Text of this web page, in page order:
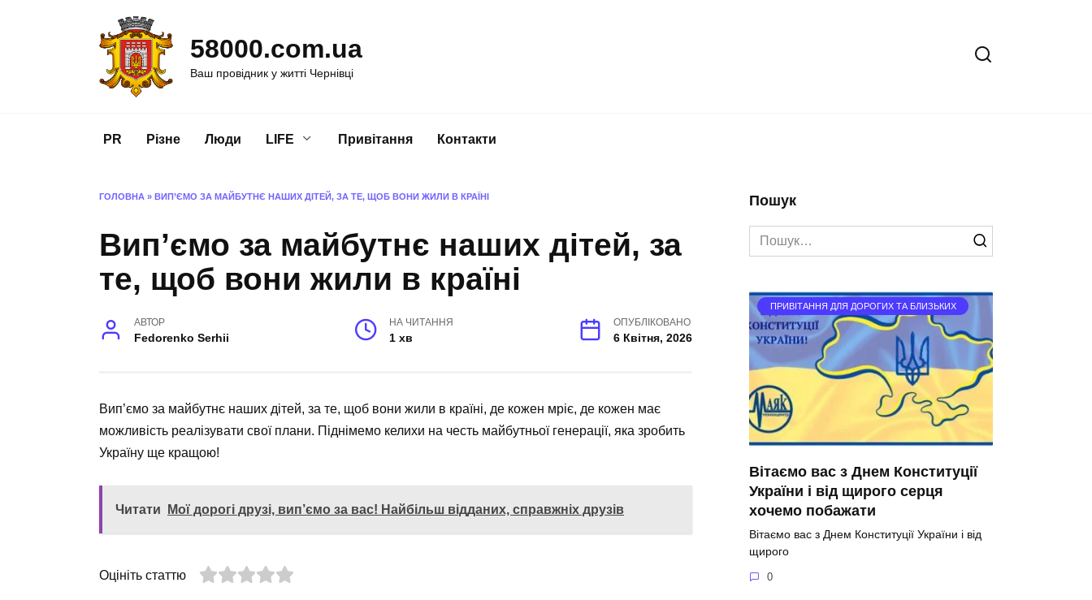
58000.com.ua
Ваш провідник у житті Чернівці
PR Різне Люди LIFE Привітання Контакти
ГОЛОВНА » ВИП’ЄМО ЗА МАЙБУТНЄ НАШИХ ДІТЕЙ, ЗА ТЕ, ЩОБ ВОНИ ЖИЛИ В КРАЇНІ
Вип’ємо за майбутнє наших дітей, за
те, щоб вони жили в країні
АВТОР
Fedorenko Serhii
НА ЧИТАННЯ
1 хв
ОПУБЛІКОВАНО
6 Квітня, 2026
Вип’ємо за майбутнє наших дітей, за те, щоб вони жили в країні, де кожен мріє, де кожен має
можливість реалізувати свої плани. Піднімемо келихи на честь майбутньої генерації, яка зробить
Україну ще кращою!
Читати Мої дорогі друзі, вип’ємо за вас! Найбільш відданих, справжніх друзів
Оцініть статтю
Пошук
Search
for:
ПРИВІТАННЯ ДЛЯ ДОРОГИХ ТА БЛИЗЬКИХ
Вітаємо вас з Днем Конституції
України і від щирого серця
хочемо побажати
Вітаємо вас з Днем Конституції України і від
щирого
0